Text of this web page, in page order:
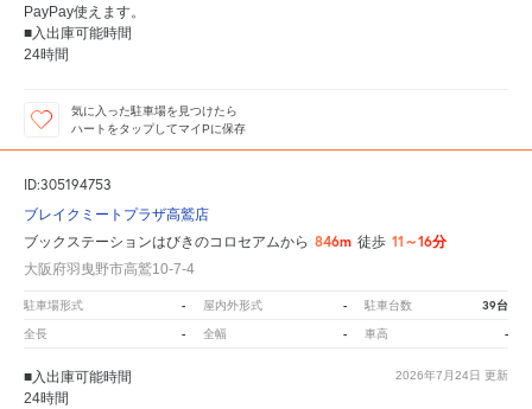
PayPay使えます。
■入出庫可能時間
24時間
気に入った駐車場を見つけたら
ハートをタップしてマイPに保存
ID:305194753
ブレイクミートプラザ高鷲店
ブックステーションはびきのコロセアムから 846m 徒歩 11～16分
大阪府羽曳野市高鷲10-7-4
駐車場形式 - 屋内外形式 - 駐車台数 39台
全長 - 全幅 - 車高 -
2026年7月24日 更新
■入出庫可能時間
24時間